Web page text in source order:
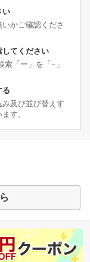
い
かご確認くださ
してください
「ー」を「−」
る
及び並び替えす
す。